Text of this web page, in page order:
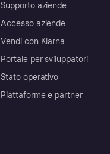
Supporto aziende
Accesso aziende
Vendi con Klarna
Portale per sviluppatori
Stato operativo
Piattaforme e partner